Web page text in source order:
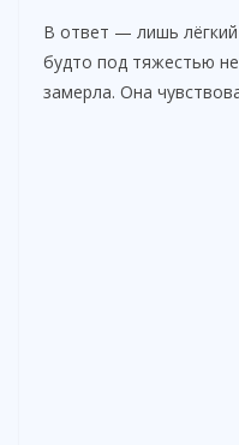
В ответ — лишь
будто под тяжестью
замерла. Она